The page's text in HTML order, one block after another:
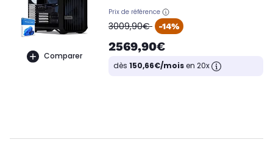
Comparer
Prix de référence
oldPrice
3009,90€ -14%
2569,90€
dès 150,66€/moisen 20x